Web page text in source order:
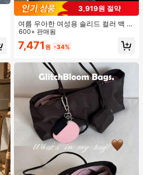
3,919원 절약
여름 우아한 여성용 솔리드 컬러 백 타
이 셔츠 (참고: 가볍고 통기성 있는 얇
은 스타일) 허리 드로스트링 디자인 화
이트, 조용한 럭셔리
600+ 판매됨
7,471 원 -34%